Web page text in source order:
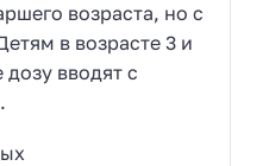
возраста, но с
в возрасте 3 и
вводят с